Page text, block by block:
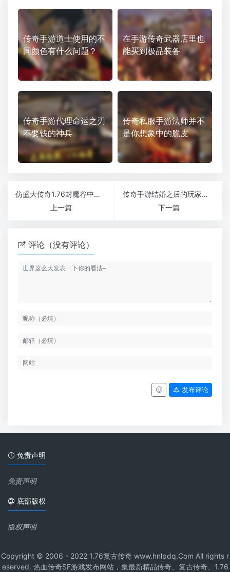
传奇手游道士使用的不
同颜色有什么问题？
在手游传奇武器店里也
能买到极品装备
传奇手游代理命运之刃
不要钱的神兵
传奇私服手游法师并不
是你想象中的脆皮
仿盛大传奇1.76封魔谷中的祖玛阁也能爆书和装备吗
上一篇
传奇手游结婚之后的玩家夫妻之间的恩爱度是干嘛用的
下一篇
评论（没有评论）
发布评论
免责声明
免责声明
底部版权
版权声明
Copyright © 2006 - 2022 1.76复古传奇 www.hnlpdq.Com All rights r
eserved. 热血传奇SF游戏发布网站，集最新精品传奇、复古传奇、1.76